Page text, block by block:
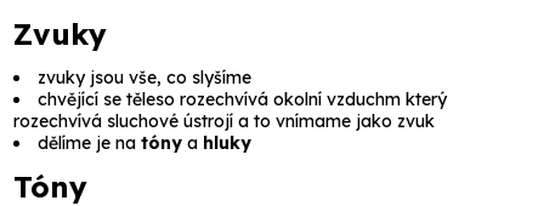
Zvuky
zvuky jsou vše, co slyšíme
chvějící se těleso rozechvívá okolní vzduchm který
rozechvívá sluchové ústrojí a to vnímame jako zvuk
dělíme je natóny a hluky
Tóny